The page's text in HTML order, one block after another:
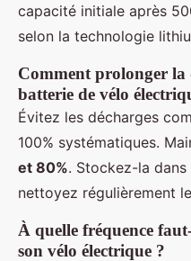
capacité initiale après
selon la technologie
Comment prolonger la
batterie de vélo
Évitez les décharges
100% systématiques.
et 80%. Stockez-la
nettoyez régulièrement
À quelle fréquence
son vélo électrique ?